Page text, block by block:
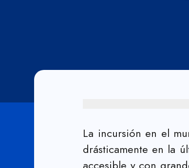
La incursión en el
drásticamente en la